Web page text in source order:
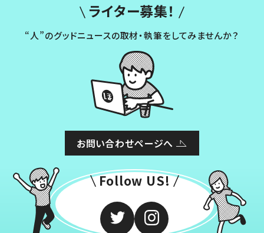
ライター募集！
“人”のグッドニュースの取材・執筆をしてみませんか？
お問い合わせページへ
Follow US!